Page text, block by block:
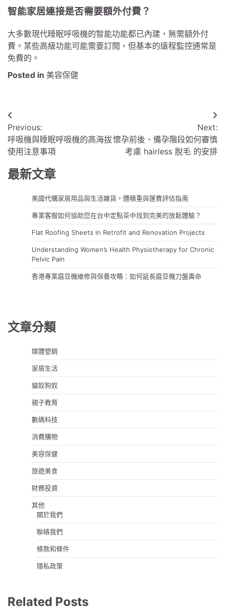
智能家居連接是否需要額外付費？
大多數現代睡眠呼吸機的智能功能都已內建，無需額外付
費。某些高級功能可能需要訂閱，但基本的遠程監控通常是
免費的。
Posted in 美容保健
文
章
導
覽
Previous:
呼吸機與睡眠呼吸機的高海拔
使用注意事項
Next:
懷孕前後、備孕階段如何審慎
考慮 hairless 脫毛 的安排
最新文章
美國代購家居用品與生活雜貨，體積重與運費評估指南
專業客服如何協助您在台中定點茶中找到完美的放鬆體驗？
Flat Roofing Sheets in Retrofit and Renovation Projects
Understanding Women’s Health Physiotherapy for Chronic
Pelvic Pain
香港專業磨豆機維修與保養攻略：如何延長磨豆機刀盤壽命
文章分類
媒體營銷
家居生活
貓奴狗奴
親子教育
數碼科技
消費購物
美容保健
旅遊美食
財務投資
其他
關於我們
聯絡我們
條款和條件
隱私政策
Related Posts